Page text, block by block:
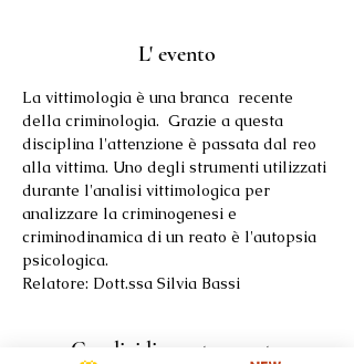
L' evento
La vittimologia è una branca  recente
della criminologia.  Grazie a questa
disciplina l'attenzione è passata dal reo
alla vittima. Uno degli strumenti utilizzati
durante l'analisi vittimologica per
analizzare la criminogenesi e
criminodinamica di un reato è l'autopsia
psicologica.
Relatore: Dott.ssa Silvia Bassi
Condividi questo evento